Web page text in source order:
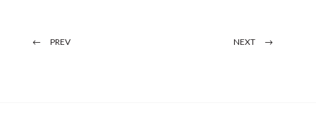
PREV NEXT